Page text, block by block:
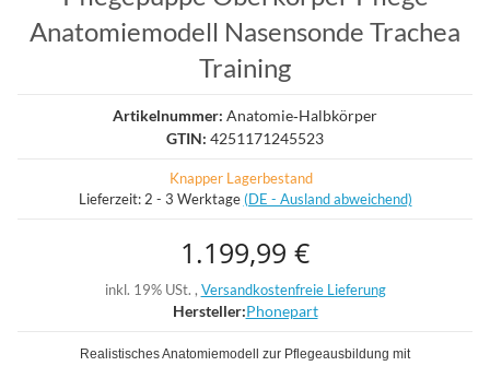
Anatomiemodell Nasensonde Trachea
Training
Artikelnummer: Anatomie‑Halbkörper
GTIN: 4251171245523
Knapper Lagerbestand
Lieferzeit: 2 - 3 Werktage (DE - Ausland abweichend)
1.199,99 €
inkl. 19% USt. , Versandkostenfreie Lieferung
Hersteller:Phonepart
Realistisches Anatomiemodell zur Pflegeausbildung mit